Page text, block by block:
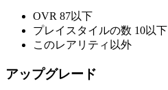
OVR 87以下
プレイスタイルの数 10以下
このレアリティ以外
アップグレード